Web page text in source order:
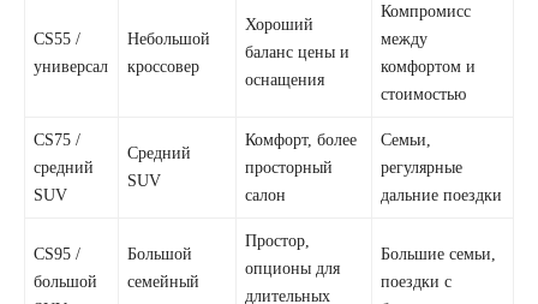
CS55 /
универсал
Небольшой
кроссовер
Хороший
баланс цены и
оснащения
Компромисс
между
комфортом и
стоимостью
CS75 /
средний
SUV
Средний
SUV
Комфорт, более
просторный
салон
Семьи,
регулярные
дальние поездки
CS95 /
большой
Большой
семейный
Простор,
опционы для
длительных
Большие семьи,
поездки с